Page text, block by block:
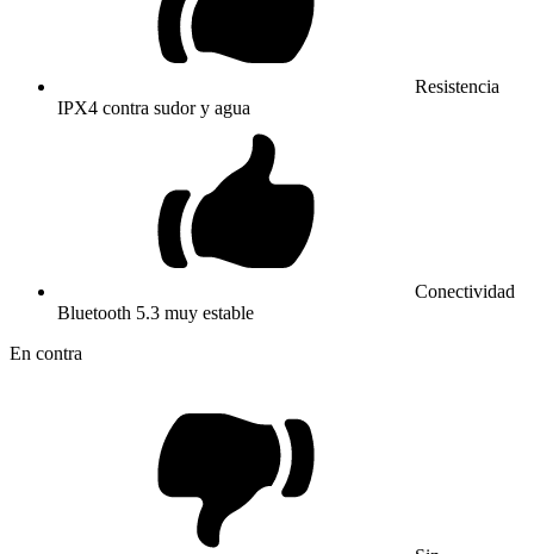
Resistencia
IPX4 contra sudor y agua
Conectividad
Bluetooth 5.3 muy estable
En contra